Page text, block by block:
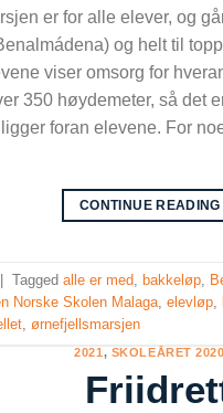
er for alle elever, og
og helt til
viser omsorg for
350 høydemeter, så det
foran elevene. For
CONTINUE READING
Taggedalle er med bakkeløp
Norske Skolen Malaga ,elevløp
ørnefjellsmarsjen
2021, SKOLEÅRET